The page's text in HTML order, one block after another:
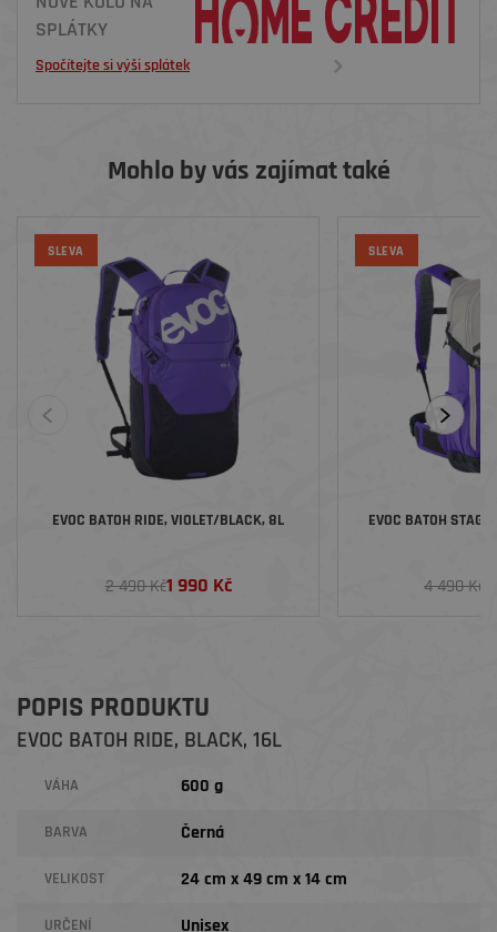
SPLÁTKY
Spočítejte si výši splátek
Mohlo by vás zajímat také
SLEVA
EVOC BATOH RIDE, VIOLET/BLACK, 8L
2 490 Kč1 990 Kč
SLEVA
EVOC BATOH
4 490 Kč
POPIS PRODUKTU
EVOC BATOH RIDE, BLACK, 16L
VÁHA 600 g
BARVA Černá
VELIKOST 24 cm x 49 cm x 14 cm
URČENÍ Unisex